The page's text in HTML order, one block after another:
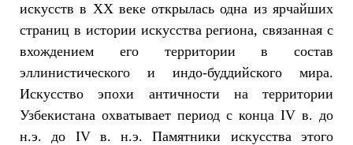
искусств в ХХ веке открылась одна из ярчайших
страниц в истории искусства региона, связанная с
вхождением его территории в состав
эллинистического и индо-буддийского мира.
Искусство эпохи античности на территории
Узбекистана охватывает период с конца IV в. до
н.э. до IV в. н.э. Памятники искусства этого